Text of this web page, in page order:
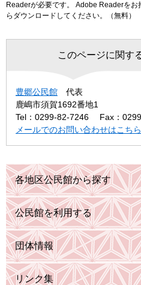
Readerが必要です。
Adobe Readerをお
らダウンロードしてください。（無料）
このページに関す
豊郷公民館
代表
鹿嶋市須賀1692番地1
Tel：0299-82-7246
Fax：
メールでのお問い合わせはこちら
各地区公民館から探す
公民館を利用する
団体情報
リンク集